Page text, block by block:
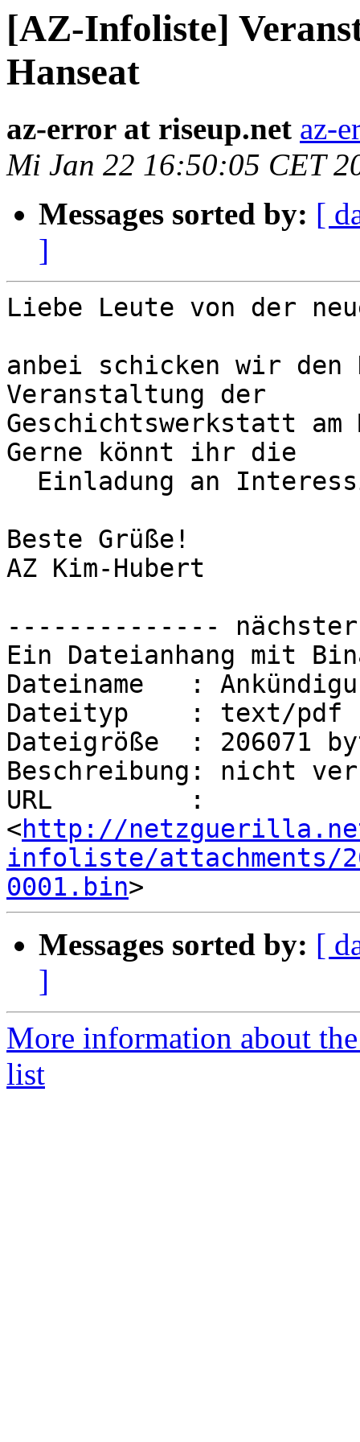
[AZ-Infoliste]
Hanseat
az-error at riseup.net az-
Mi Jan 22 16:50:05 CET
Messages sorted by: [
]
Liebe Leute von der
anbei schicken wir
Veranstaltung der
Geschichtswerkstatt
Gerne könnt ihr die
Beste Grüße!
AZ Kim-Hubert
--------------
Ein Dateianhang mit
Dateiname   :
Dateityp    : text/pdf
Dateigröße  : 206071
Beschreibung: nicht
URL         :
<http://
infoliste/attachments/
0001.bin
Messages sorted by: [
]
More information about
list